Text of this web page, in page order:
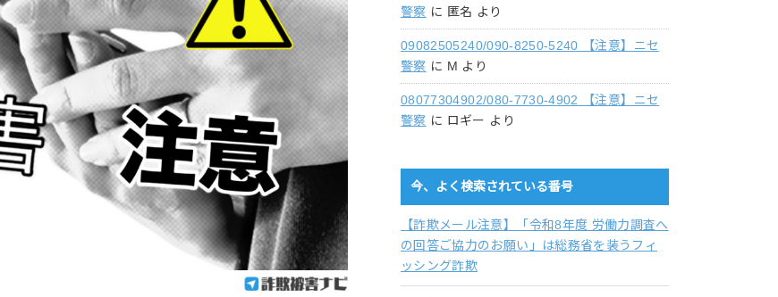
警察 に 匿名 より
09082505240/090-8250-5240 【注意】ニセ
警察 に M より
08077304902/080-7730-4902 【注意】ニセ
警察 に ロギー より
今、よく検索されている番号
【詐欺メール注意】「令和8年度 労働力調査へ
の回答ご協力のお願い」は総務省を装うフィ
ッシング詐欺